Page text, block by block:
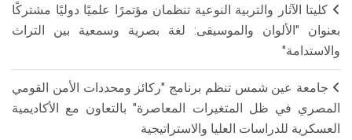
كليتا الآثار والتربية النوعية تنظمان مؤتمرًا علميًا دوليًا مشتركًا
بعنوان "الألوان والموسيقى: لغة بصرية وسمعية بين التراث
والاستدامة"
جامعة عين شمس تنظم برنامج "ركائز ومحددات الأمن القومي
المصري في ظل المتغيرات المعاصرة" بالتعاون مع الأكاديمية
العسكرية للدراسات العليا والاستراتيجية